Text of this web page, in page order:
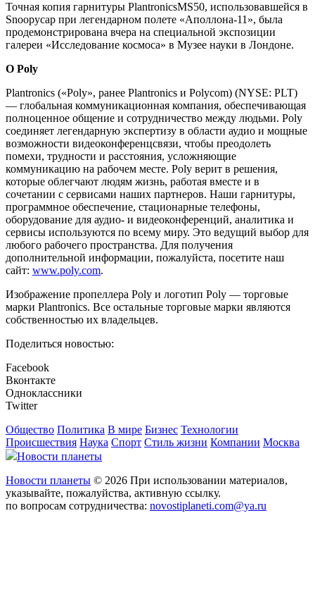
Точная копия гарнитуры PlantronicsMS50, использовавшейся в
Snoopycap при легендарном полете «Аполлона-11», была
продемонстрирована вчера на специальной экспозиции
галереи «Исследование космоса» в Музее науки в Лондоне.
О Poly
Plantronics («Poly», ранее Plantronics и Polycom) (NYSE: PLT)
— глобальная коммуникационная компания, обеспечивающая
полноценное общение и сотрудничество между людьми. Poly
соединяет легендарную экспертизу в области аудио и мощные
возможности видеоконференцсвязи, чтобы преодолеть
помехи, трудности и расстояния, усложняющие
коммуникацию на рабочем месте. Poly верит в решения,
которые облегчают людям жизнь, работая вместе и в
сочетании с сервисами наших партнеров. Наши гарнитуры,
программное обеспечение, стационарные телефоны,
оборудование для аудио- и видеоконференций, аналитика и
сервисы используются по всему миру. Это ведущий выбор для
любого рабочего пространства. Для получения
дополнительной информации, пожалуйста, посетите наш
сайт: www.poly.com.
Изображение пропеллера Poly и логотип Poly — торговые
марки Plantronics. Все остальные торговые марки являются
собственностью их владельцев.
Поделиться новостью:
Facebook
Вконтакте
Одноклассники
Twitter
Общество Политика В мире Бизнес Технологии
Происшествия Наука Спорт Стиль жизни Компании Москва
Новости планеты
Новости планеты © 2026 При использовании материалов,
указывайте, пожалуйства, активную ссылку.
по вопросам сотрудничества: novostiplaneti.com@ya.ru